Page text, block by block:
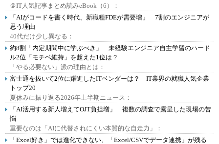
＠IT人気記事まとめ読みeBook（6）：
「AIがコードを書く時代、新職種FDEが需要増」 7割のエンジニアが
思う理由
40代だけ少し異なる：
約8割「内定期間中に学ぶべき」 未経験エンジニア自主学習のハード
ル2位「モチベ維持」を超えた1位は？
「やる必要ない」派の理由とは：
富士通を抜いて2位に躍進したITベンダーは？ IT業界の就職人気企業
トップ20
夏休みに振り返る2026年上半期ニュース：
「AI活用する新人増えてOJT負担増」 複数の調査で露呈した現場の苦
悩
重要なのは「AIに代替されにくい本質的な自走力」：
「Excel好き」では進化できない、「Excel/CSVでデータ連携」が残る